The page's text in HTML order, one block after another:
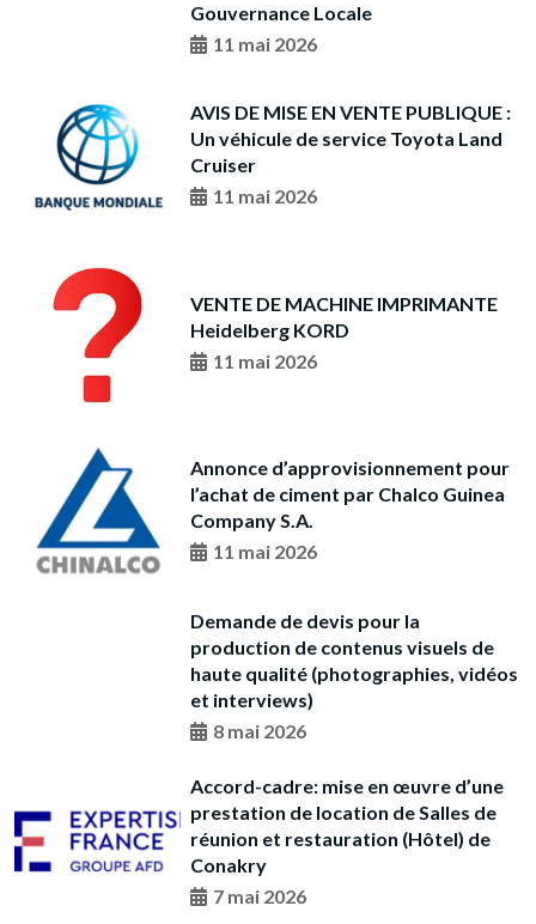
Gouvernance Locale
11 mai 2026
AVIS DE MISE EN VENTE PUBLIQUE :
Un véhicule de service Toyota Land
Cruiser
11 mai 2026
VENTE DE MACHINE IMPRIMANTE
Heidelberg KORD
11 mai 2026
Annonce d’approvisionnement pour
l’achat de ciment par Chalco Guinea
Company S.A.
11 mai 2026
Demande de devis pour la
production de contenus visuels de
haute qualité (photographies, vidéos
et interviews)
8 mai 2026
Accord-cadre: mise en œuvre d’une
prestation de location de Salles de
réunion et restauration (Hôtel) de
Conakry
7 mai 2026